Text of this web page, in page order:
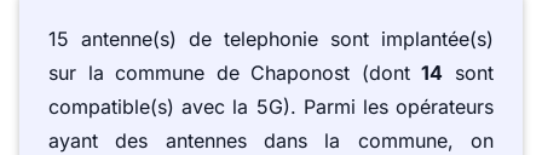
15 antenne(s) de telephonie sont implantée(s)
sur la commune de Chaponost (dont14 sont
compatible(s) avec la 5G). Parmi les opérateurs
ayant des antennes dans la commune, on